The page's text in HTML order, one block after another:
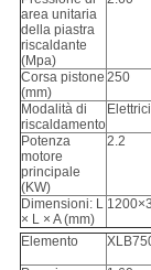
area unitaria
della piastra
riscaldante
(Mpa)
Corsa pistone
(mm)
250
Modalità di
riscaldamento
Potenza
motore
principale
(KW)
2.2
Dimensioni: L
× L × A (mm)
Elemento